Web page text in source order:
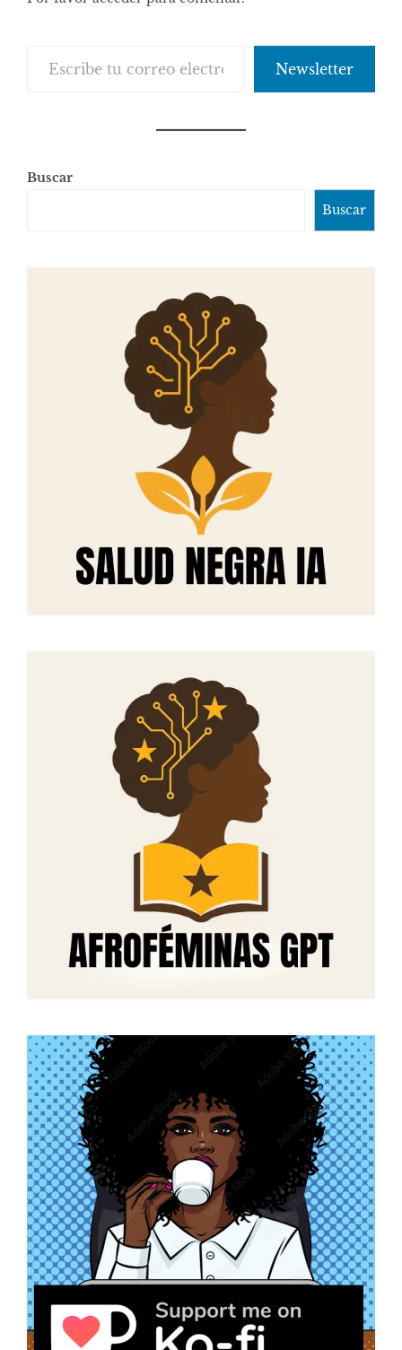
comentarios
Newsletter
Buscar
Buscar